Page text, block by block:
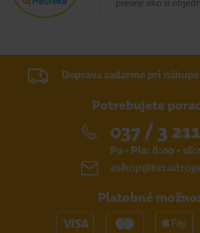
presne ako si
Doprava zadarmo pri nákupe
Potrebujete
037 / 3
Po - Pia: 8:00 -
Platobné